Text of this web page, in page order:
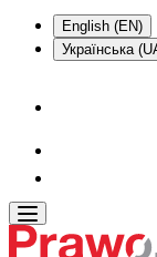
English (EN)
Українська